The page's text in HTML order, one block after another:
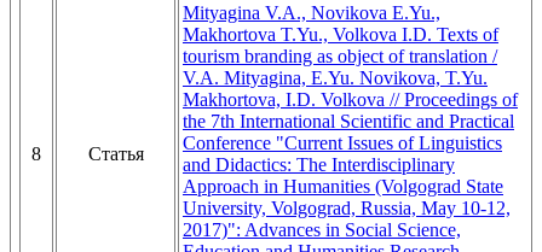
8 Статья
Mityagina V.A., Novikova E.Yu.,
Makhortova T.Yu., Volkova I.D. Texts of
tourism branding as object of translation /
V.A. Mityagina, E.Yu. Novikova, T.Yu.
Makhortova, I.D. Volkova // Proceedings of
the 7th International Scientific and Practical
Conference "Current Issues of Linguistics
and Didactics: The Interdisciplinary
Approach in Humanities (Volgograd State
University, Volgograd, Russia, May 10-12,
2017)": Advances in Social Science,